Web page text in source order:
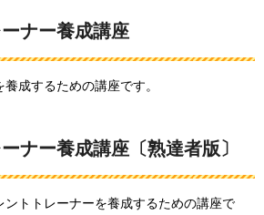
ナー養成講座
成するための講座です。
ナー養成講座〔熟達者版〕
ントトレーナーを養成するための講座で